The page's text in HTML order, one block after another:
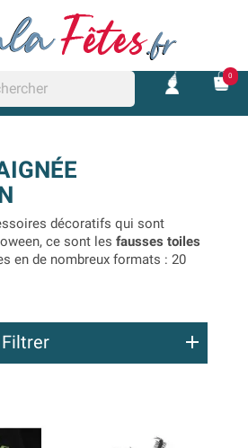
0
décoratifs qui sont
ce sont les fausses toiles
en de nombreux formats : 20
des toilettes, une chambre, un
Halloween
accrochées avec des punaises,
ou encore autour d’un écran.
proposées, cela peut permettre
il ne faut pas oublier de
Filtrer